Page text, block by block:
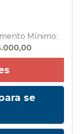
Mínimo:
se